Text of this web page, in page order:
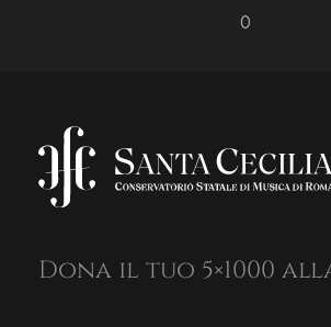
0
Dona il tuo 5×1000